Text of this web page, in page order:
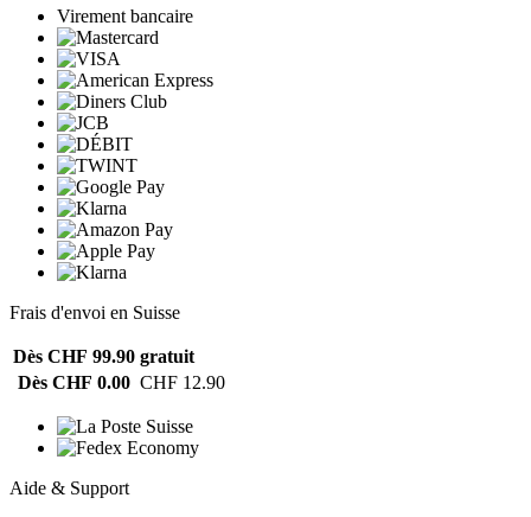
Virement bancaire
Frais d'envoi en Suisse
Dès CHF 99.90 gratuit
Dès CHF 0.00 CHF 12.90
Aide & Support